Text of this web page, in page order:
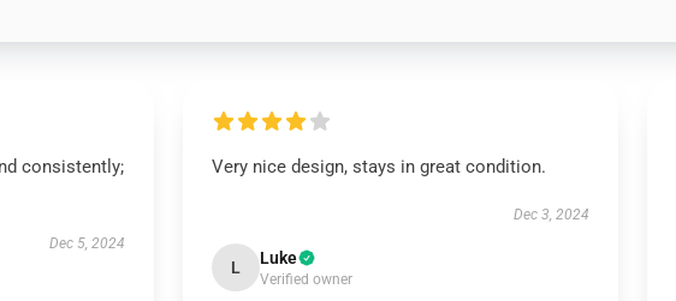
consistently;
Dec 5, 2024
Very nice design, stays in great condition.
Dec 3, 2024
L Luke
Verified owner